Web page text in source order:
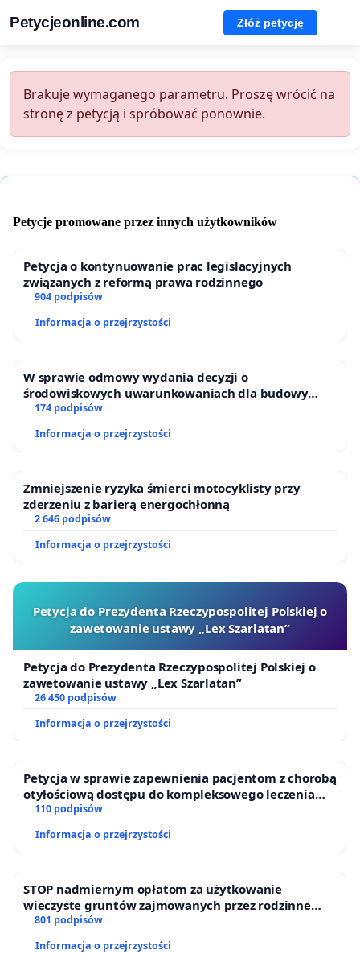
Petycjeonline.com Złóż petycję
Brakuje wymaganego parametru. Proszę wrócić na
stronę z petycją i spróbować ponownie.
Petycje promowane przez innych użytkowników
Petycja o kontynuowanie prac legislacyjnych
związanych z reformą prawa rodzinnego
904 podpisów
Informacja o przejrzystości
W sprawie odmowy wydania decyzji o
środowiskowych uwarunkowaniach dla budowy
zakładu wytwarzania biometanu „Krynki” w
Ostrowiu Południowym oraz ochrony mieszkańców i
Puszczy Knyszyńskiej
174 podpisów
Informacja o przejrzystości
Zmniejszenie ryzyka śmierci motocyklisty przy
zderzeniu z barierą energochłonną
2 646 podpisów
Informacja o przejrzystości
Petycja do Prezydenta Rzeczypospolitej Polskiej o
zawetowanie ustawy „Lex Szarlatan”
Petycja do Prezydenta Rzeczypospolitej Polskiej o
zawetowanie ustawy „Lex Szarlatan”
26 450 podpisów
Informacja o przejrzystości
Petycja w sprawie zapewnienia pacjentom z chorobą
otyłościową dostępu do kompleksowego leczenia
oraz programów profilaktycznych.
110 podpisów
Informacja o przejrzystości
STOP nadmiernym opłatom za użytkowanie
wieczyste gruntów zajmowanych przez rodzinne
ogrody działkowe.
801 podpisów
Informacja o przejrzystości